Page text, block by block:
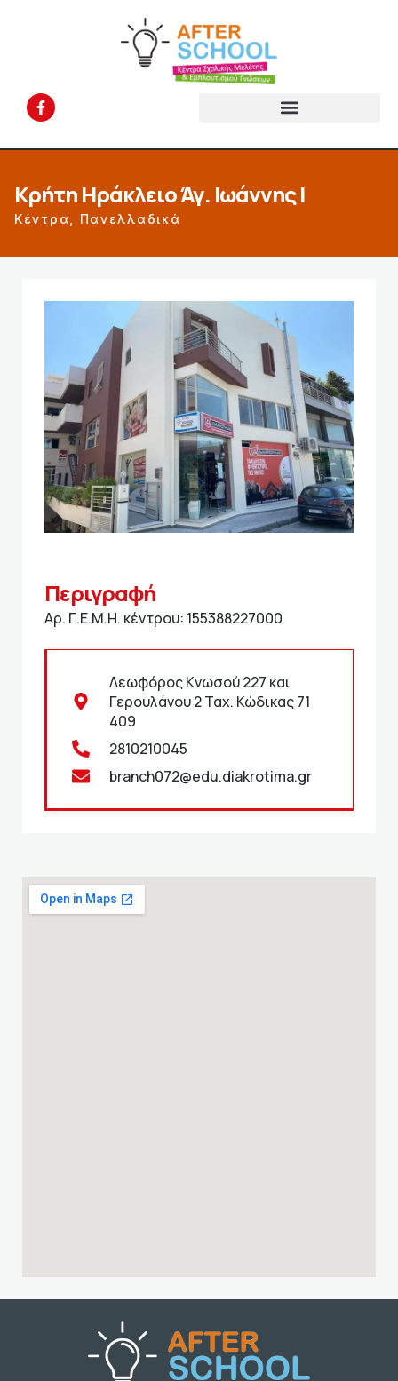
Κρήτη Ηράκλειο Άγ. Ιωάννης I
Κέντρα Πανελλαδικά
Περιγραφή
Αρ. Γ.Ε.Μ.Η. κέντρου: 155388227000
Λεωφόρος Κνωσού 227 και
Γερουλάνου 2 Ταχ. Κώδικας 71
409
2810210045
branch072@edu.diakrotima.gr